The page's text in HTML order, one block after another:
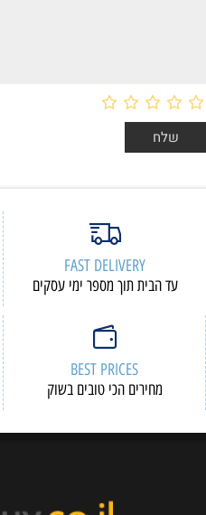
FAST DELIVERY
עד הבית תוך מספר ימי עסקים
BEST PRICES
מחירים הכי טובים בשוק